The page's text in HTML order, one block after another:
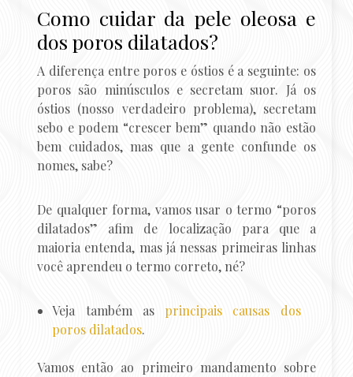
Como cuidar da pele oleosa e
dos poros dilatados?
A diferença entre poros e óstios é a seguinte: os
poros são minúsculos e secretam suor. Já os
óstios (nosso verdadeiro problema), secretam
sebo e podem “crescer bem” quando não estão
bem cuidados, mas que a gente confunde os
nomes, sabe?
De qualquer forma, vamos usar o termo “poros
dilatados” afim de localização para que a
maioria entenda, mas já nessas primeiras linhas
você aprendeu o termo correto, né?
Veja também as principais causas dos
poros dilatados.
Vamos então ao primeiro mandamento sobre